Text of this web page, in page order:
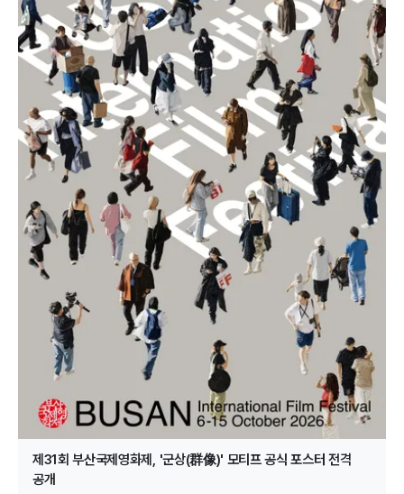
제31회 부산국제영화제, '군상(群像)' 모티프 공식 포스터 전격
공개